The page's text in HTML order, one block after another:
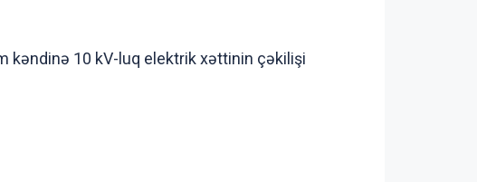
kəndinə 10 kV-luq elektrik xəttinin çəkilişi